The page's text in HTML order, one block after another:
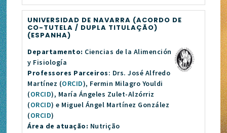
UNIVERSIDAD DE NAVARRA (ACORDO DE
CO-TUTELA / DUPLA TITULAÇÃO)
(ESPANHA)
Departamento: Ciencias de la Alimención
y Fisiología
Professores Parceiros: Drs. José Alfredo
Martínez (ORCID), Fermin Milagro Youldi
(ORCID), María Ángeles Zulet-Alzórriz
(ORCID) e Miguel Ángel Martínez González
(ORCID)
Área de atuação: Nutrição